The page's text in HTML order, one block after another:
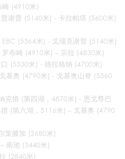
(4910米)
谢普 (5140米) - 卡拉帕塔 (5600米)
(5364米) - 戈瑞克谢普 (5140米)
布崎 (4910米) – 宗拉 (4830米)
(5330米) - 德拉格纳 (4700米)
基奥 (4790米) - 戈基奥山脊 (5360
克措 (第四湖，4870米) - 恩戈尊巴
(第六湖，5116米) – 戈基奥 (4790
策滕加 (3680米)
南池 (3440米)
(2840米)